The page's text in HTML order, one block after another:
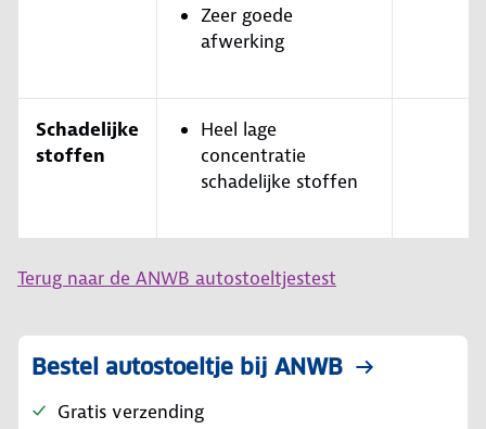
Zeer goede
afwerking
Schadelijke
stoffen
Heel lage
concentratie
schadelijke stoffen
Terug naar de ANWB autostoeltjestest
Bestel autostoeltje bij ANWB
Gratis verzending